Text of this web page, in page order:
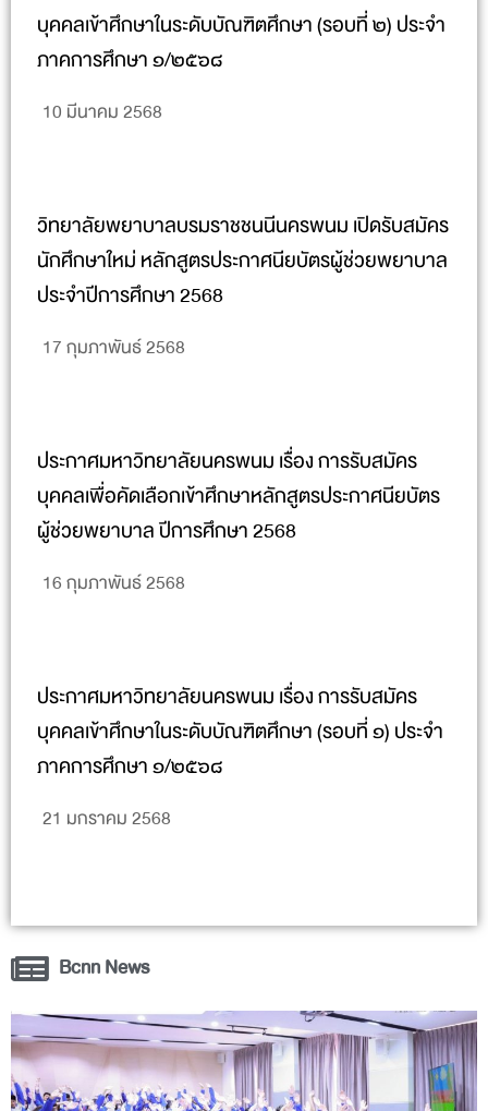
บุคคลเข้าศึกษาในระดับบัณฑิตศึกษา (รอบที่ ๒) ประจำ
ภาคการศึกษา ๑/๒๕๖๘
10 มีนาคม 2568
วิทยาลัยพยาบาลบรมราชชนนีนครพนม เปิดรับสมัคร
นักศึกษาใหม่ หลักสูตรประกาศนียบัตรผู้ช่วยพยาบาล
ประจำปีการศึกษา 2568
17 กุมภาพันธ์ 2568
ประกาศมหาวิทยาลัยนครพนม เรื่อง การรับสมัคร
บุคคลเพื่อคัดเลือกเข้าศึกษาหลักสูตรประกาศนียบัตร
ผู้ช่วยพยาบาล ปีการศึกษา 2568
16 กุมภาพันธ์ 2568
ประกาศมหาวิทยาลัยนครพนม เรื่อง การรับสมัคร
บุคคลเข้าศึกษาในระดับบัณฑิตศึกษา (รอบที่ ๑) ประจำ
ภาคการศึกษา ๑/๒๕๖๘
21 มกราคม 2568
Bcnn News